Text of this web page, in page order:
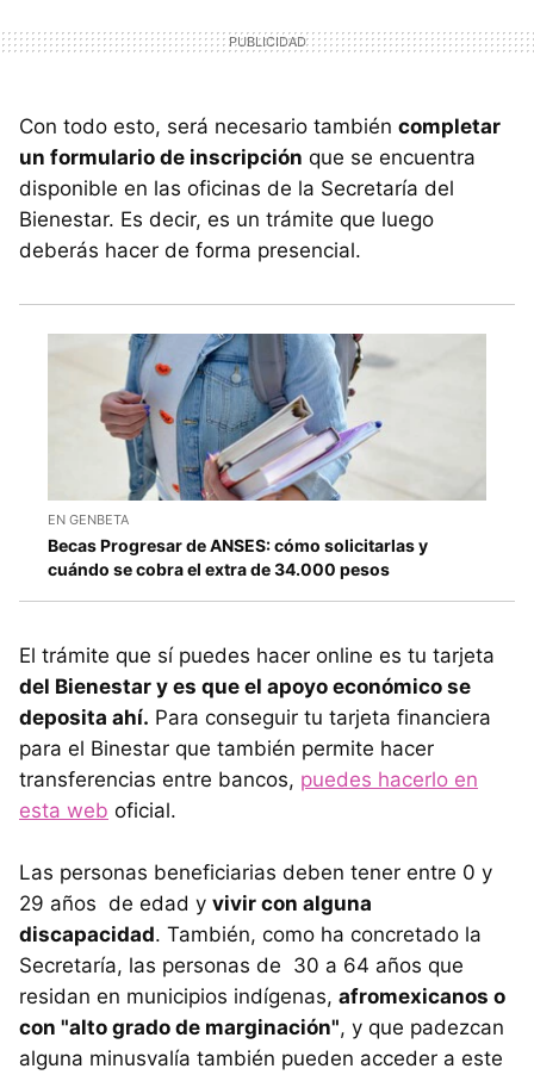
Con todo esto, será necesario también completar
un formulario de inscripción que se encuentra
disponible en las oficinas de la Secretaría del
Bienestar. Es decir, es un trámite que luego
deberás hacer de forma presencial.
EN GENBETA
Becas Progresar de ANSES: cómo solicitarlas y
cuándo se cobra el extra de 34.000 pesos
El trámite que sí puedes hacer online es tu tarjeta
del Bienestar y es que el apoyo económico se
deposita ahí. Para conseguir tu tarjeta financiera
para el Binestar que también permite hacer
transferencias entre bancos, puedes hacerlo en
esta web oficial.
Las personas beneficiarias deben tener entre 0 y
29 años de edad y vivir con alguna
discapacidad. También, como ha concretado la
Secretaría, las personas de 30 a 64 años que
residan en municipios indígenas, afromexicanos o
con "alto grado de marginación", y que padezcan
alguna minusvalía también pueden acceder a este